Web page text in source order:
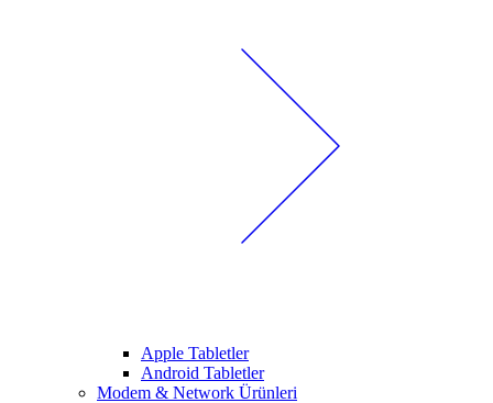
Apple Tabletler
Android Tabletler
Modem & Network Ürünleri